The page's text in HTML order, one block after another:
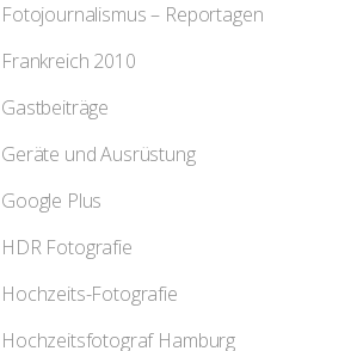
Fotojournalismus – Reportagen
Frankreich 2010
Gastbeiträge
Geräte und Ausrüstung
Google Plus
HDR Fotografie
Hochzeits-Fotografie
Hochzeitsfotograf Hamburg